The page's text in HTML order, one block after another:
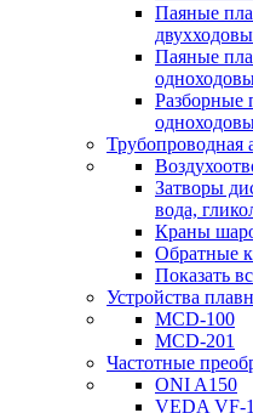
Паяные
Паяные
Разборные
Трубопроводная
Затворы
вода,
Краны
Обратные
Показать
Устройства
MCD-100
MCD-201
Частотные
ONI A150
VEDA VF-